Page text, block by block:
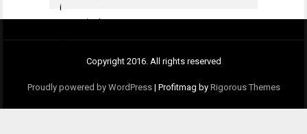
Copyright 2016. All rights reserved
Proudly powered by WordPress | Profitmag by Rigorous Themes